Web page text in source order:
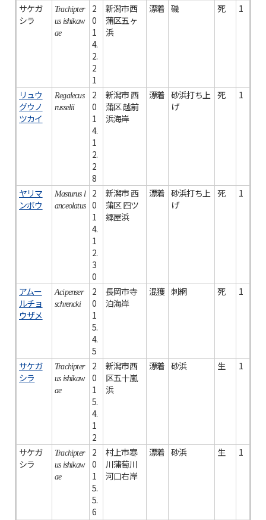
サケガ
シラ
Trachipter
us ishikaw
ae
2
0
1
4.
2.
2
1
新潟市西
蒲区五ヶ
浜
漂着 磯 死 1
リュウ
グウノ
ツカイ
Regalecus
russelii
2
0
1
4.
1
2.
2
8
新潟市 西
蒲区 越前
浜海岸
漂着 砂浜打ち上
げ
死 1
ヤリマ
ンボウ
Masturus l
anceolatus
2
0
1
4.
1
2.
3
0
新潟市 西
蒲区 四ツ
郷屋浜
漂着 砂浜打ち上
げ
死 1
アムー
ルチョ
ウザメ
Acipenser
schrencki
2
0
1
5.
4.
5
長岡市寺
泊海岸
混獲 刺網 死 1
サケガ
シラ
Trachipter
us ishikaw
ae
2
0
1
5.
4.
1
2
新潟市西
区五十嵐
浜
漂着 砂浜 生 1
サケガ
シラ
Trachipter
us ishikaw
ae
2
0
1
5.
5.
6
村上市寒
川蒲萄川
河口右岸
漂着 砂浜 生 1